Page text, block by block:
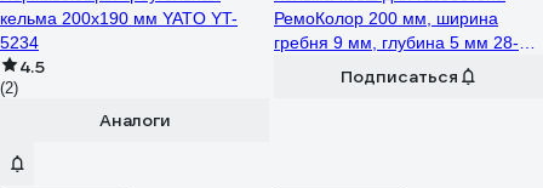
кельма 200х190 мм YATO YT-
5234
4.5
(2)
Аналоги
РемоКолор 200 мм, ширина
гребня 9 мм, глубина 5 мм 28-5-
Подписаться